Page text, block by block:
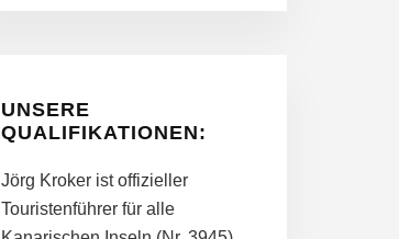
UNSERE
QUALIFIKATIONEN:
Jörg Kroker ist offizieller
Touristenführer für alle